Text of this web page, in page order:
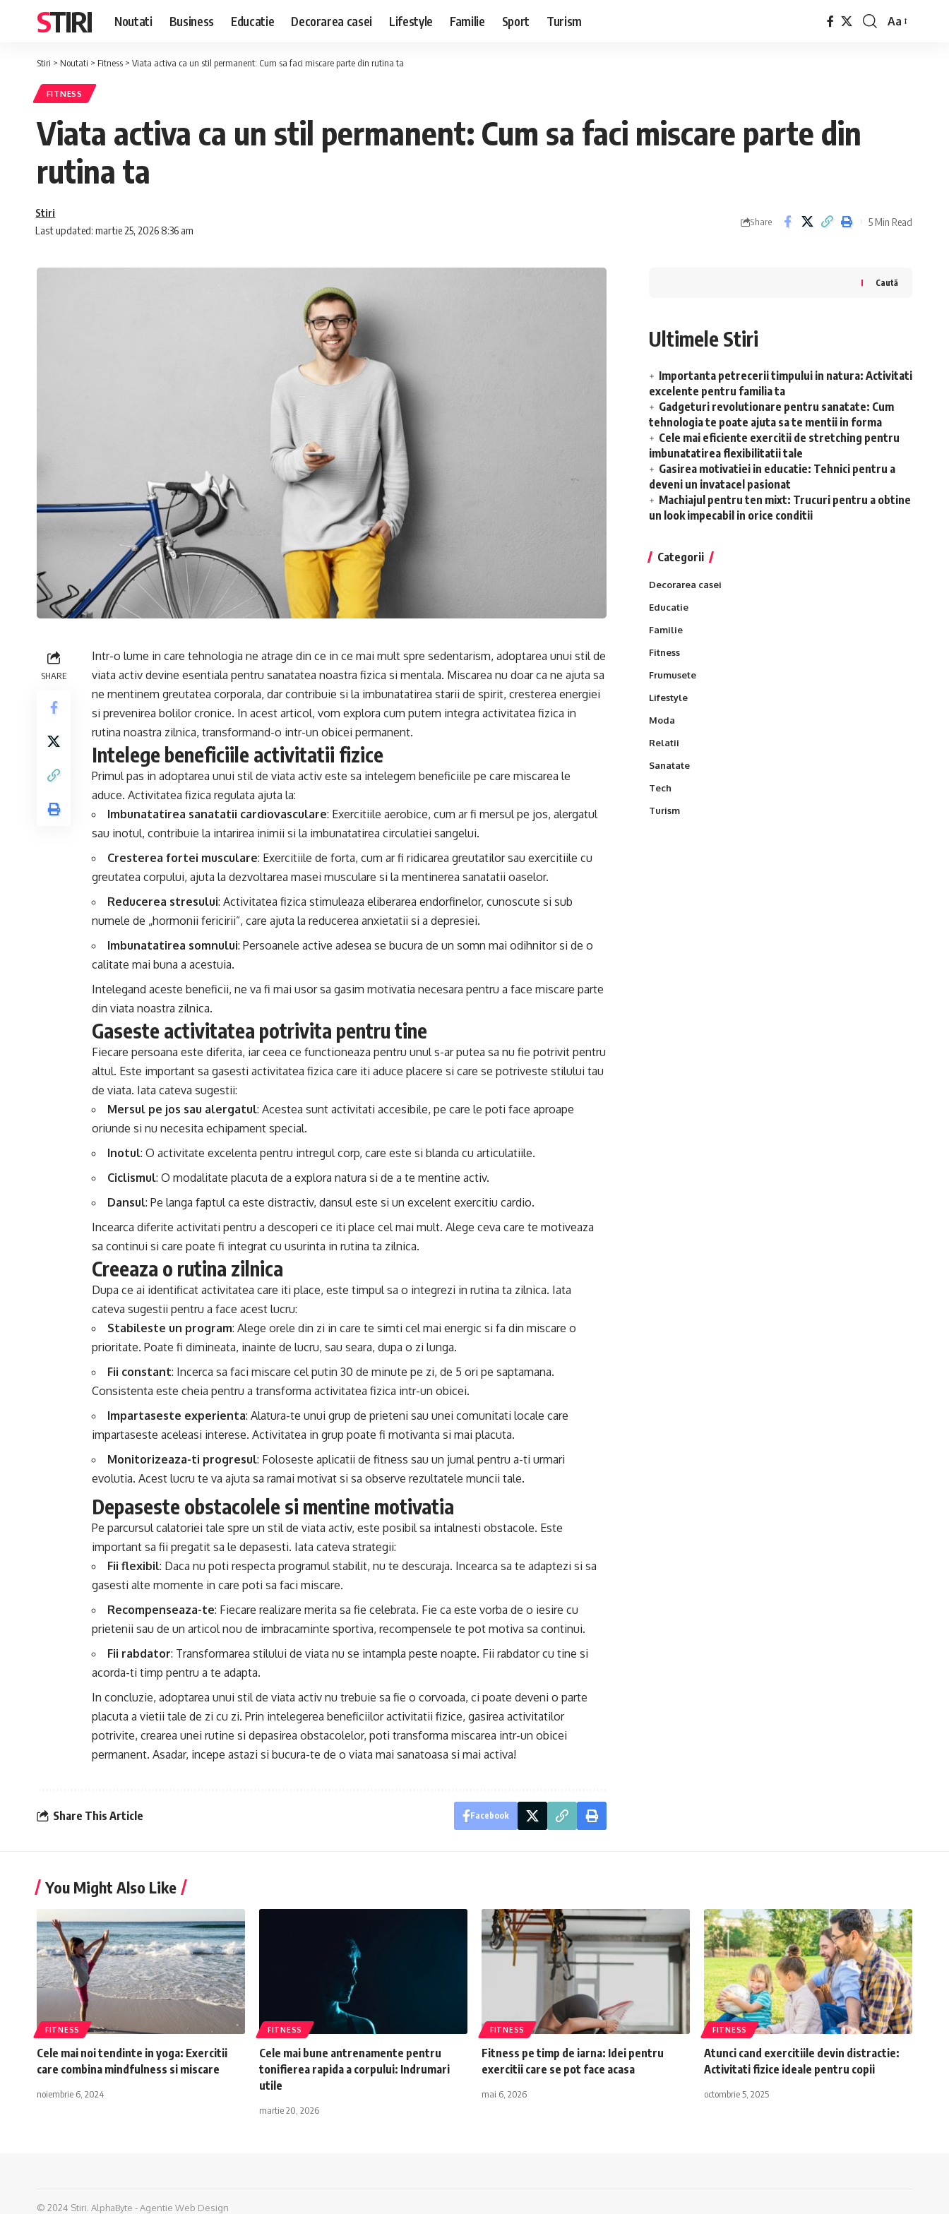
STIRI Noutati Business Educatie Decorarea casei Lifestyle Familie Sport Turism
Font
Aa
Stiri > Noutati > Fitness > Viata activa ca un stil permanent: Cum sa faci miscare parte din rutina ta
FITNESS
Viata activa ca un stil permanent: Cum sa faci miscare parte din
rutina ta
Last updated: martie 25, 2026 8:36 am
Stiri
Share 5 Min Read
SHARE
Intr-o lume in care tehnologia ne atrage din ce in ce mai mult spre sedentarism, adoptarea unui stil de
viata activ devine esentiala pentru sanatatea noastra fizica si mentala. Miscarea nu doar ca ne ajuta sa
ne mentinem greutatea corporala, dar contribuie si la imbunatatirea starii de spirit, cresterea energiei
si prevenirea bolilor cronice. In acest articol, vom explora cum putem integra activitatea fizica in
rutina noastra zilnica, transformand-o intr-un obicei permanent.
Intelege beneficiile activitatii fizice
Primul pas in adoptarea unui stil de viata activ este sa intelegem beneficiile pe care miscarea le
aduce. Activitatea fizica regulata ajuta la:
Imbunatatirea sanatatii cardiovasculare: Exercitiile aerobice, cum ar fi mersul pe jos, alergatul
sau inotul, contribuie la intarirea inimii si la imbunatatirea circulatiei sangelui.
Cresterea fortei musculare: Exercitiile de forta, cum ar fi ridicarea greutatilor sau exercitiile cu
greutatea corpului, ajuta la dezvoltarea masei musculare si la mentinerea sanatatii oaselor.
Reducerea stresului: Activitatea fizica stimuleaza eliberarea endorfinelor, cunoscute si sub
numele de „hormonii fericirii”, care ajuta la reducerea anxietatii si a depresiei.
Imbunatatirea somnului: Persoanele active adesea se bucura de un somn mai odihnitor si de o
calitate mai buna a acestuia.
Intelegand aceste beneficii, ne va fi mai usor sa gasim motivatia necesara pentru a face miscare parte
din viata noastra zilnica.
Gaseste activitatea potrivita pentru tine
Fiecare persoana este diferita, iar ceea ce functioneaza pentru unul s-ar putea sa nu fie potrivit pentru
altul. Este important sa gasesti activitatea fizica care iti aduce placere si care se potriveste stilului tau
de viata. Iata cateva sugestii:
Mersul pe jos sau alergatul: Acestea sunt activitati accesibile, pe care le poti face aproape
oriunde si nu necesita echipament special.
Inotul: O activitate excelenta pentru intregul corp, care este si blanda cu articulatiile.
Ciclismul: O modalitate placuta de a explora natura si de a te mentine activ.
Dansul: Pe langa faptul ca este distractiv, dansul este si un excelent exercitiu cardio.
Incearca diferite activitati pentru a descoperi ce iti place cel mai mult. Alege ceva care te motiveaza
sa continui si care poate fi integrat cu usurinta in rutina ta zilnica.
Creeaza o rutina zilnica
Dupa ce ai identificat activitatea care iti place, este timpul sa o integrezi in rutina ta zilnica. Iata
cateva sugestii pentru a face acest lucru:
Stabileste un program: Alege orele din zi in care te simti cel mai energic si fa din miscare o
prioritate. Poate fi dimineata, inainte de lucru, sau seara, dupa o zi lunga.
Fii constant: Incerca sa faci miscare cel putin 30 de minute pe zi, de 5 ori pe saptamana.
Consistenta este cheia pentru a transforma activitatea fizica intr-un obicei.
Impartaseste experienta: Alatura-te unui grup de prieteni sau unei comunitati locale care
impartaseste aceleasi interese. Activitatea in grup poate fi motivanta si mai placuta.
Monitorizeaza-ti progresul: Foloseste aplicatii de fitness sau un jurnal pentru a-ti urmari
evolutia. Acest lucru te va ajuta sa ramai motivat si sa observe rezultatele muncii tale.
Depaseste obstacolele si mentine motivatia
Pe parcursul calatoriei tale spre un stil de viata activ, este posibil sa intalnesti obstacole. Este
important sa fii pregatit sa le depasesti. Iata cateva strategii:
Fii flexibil: Daca nu poti respecta programul stabilit, nu te descuraja. Incearca sa te adaptezi si sa
gasesti alte momente in care poti sa faci miscare.
Recompenseaza-te: Fiecare realizare merita sa fie celebrata. Fie ca este vorba de o iesire cu
prietenii sau de un articol nou de imbracaminte sportiva, recompensele te pot motiva sa continui.
Fii rabdator: Transformarea stilului de viata nu se intampla peste noapte. Fii rabdator cu tine si
acorda-ti timp pentru a te adapta.
In concluzie, adoptarea unui stil de viata activ nu trebuie sa fie o corvoada, ci poate deveni o parte
placuta a vietii tale de zi cu zi. Prin intelegerea beneficiilor activitatii fizice, gasirea activitatilor
potrivite, crearea unei rutine si depasirea obstacolelor, poti transforma miscarea intr-un obicei
permanent. Asadar, incepe astazi si bucura-te de o viata mai sanatoasa si mai activa!
Share This Article Facebook
Caută
Ultimele Stiri
Importanta petrecerii timpului in natura: Activitati
excelente pentru familia ta
Gadgeturi revolutionare pentru sanatate: Cum
tehnologia te poate ajuta sa te mentii in forma
Cele mai eficiente exercitii de stretching pentru
imbunatatirea flexibilitatii tale
Gasirea motivatiei in educatie: Tehnici pentru a
deveni un invatacel pasionat
Machiajul pentru ten mixt: Trucuri pentru a obtine
un look impecabil in orice conditii
Categorii
Decorarea casei
Educatie
Familie
Fitness
Frumusete
Lifestyle
Moda
Relatii
Sanatate
Tech
Turism
You Might Also Like
FITNESS
Cele mai noi tendinte in yoga: Exercitii
care combina mindfulness si miscare
noiembrie 6, 2024
FITNESS
Cele mai bune antrenamente pentru
tonifierea rapida a corpului: Indrumari
utile
martie 20, 2026
FITNESS
Fitness pe timp de iarna: Idei pentru
exercitii care se pot face acasa
mai 6, 2026
FITNESS
Atunci cand exercitiile devin distractie:
Activitati fizice ideale pentru copii
octombrie 5, 2025
© 2024 Stiri. AlphaByte - Agentie Web Design